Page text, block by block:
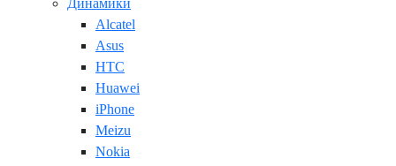
Динамики
Alcatel
Asus
HTC
Huawei
iPhone
Meizu
Nokia